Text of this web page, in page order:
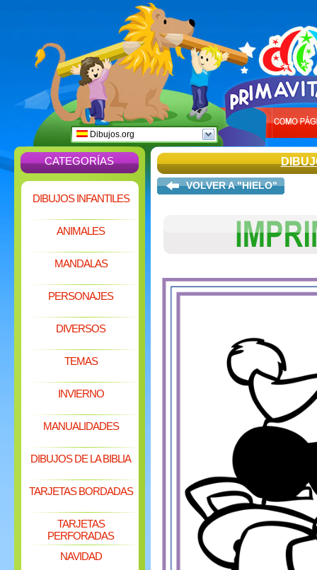
Dibujos.org
CATEGORÍAS
DIBUJOS INFANTILES
ANIMALES
MANDALAS
PERSONAJES
DIVERSOS
TEMAS
INVIERNO
MANUALIDADES
DIBUJOS DE LA BIBLIA
TARJETAS BORDADAS
TARJETAS
PERFORADAS
NAVIDAD
VOLVER A "HIELO"